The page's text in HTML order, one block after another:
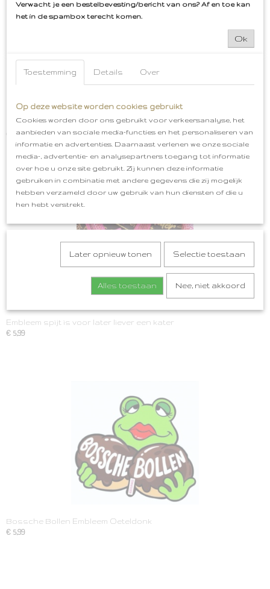
Flamingo Embleem met kikker Oeteldonk
€ 5,99
Embleem spijt is voor later liever een kater
€ 5,99
Bossche Bollen Embleem Oeteldonk
€ 5,99
Verwacht je een bestelbevesting/bericht van ons? Af en toe kan
het in de spambox terecht komen.
Ok
Toestemming Details Over
Op deze website worden cookies gebruikt
Cookies worden door ons gebruikt voor verkeersanalyse, het
aanbieden van sociale media-functies en het personaliseren van
informatie en advertenties. Daarnaast verlenen we onze sociale
media-, advertentie- en analysepartners toegang tot informatie
over hoe u onze site gebruikt. Zij kunnen deze informatie
gebruiken in combinatie met andere gegevens die zij mogelijk
hebben verzameld door uw gebruik van hun diensten of die u
hen hebt verstrekt.
Later opnieuw tonen Selectie toestaan
Alles toestaan Nee, niet akkoord